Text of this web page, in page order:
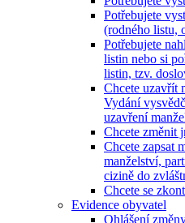
Potřebujete
(rodného listu,
Potřebujete
listin nebo si
listin, tzv.
Chcete uzavřít
Vydání
uzavření
Chcete změnit
Chcete zapsat
manželství,
cizině do
Chcete se
Evidence obyvatel
Ohlášení